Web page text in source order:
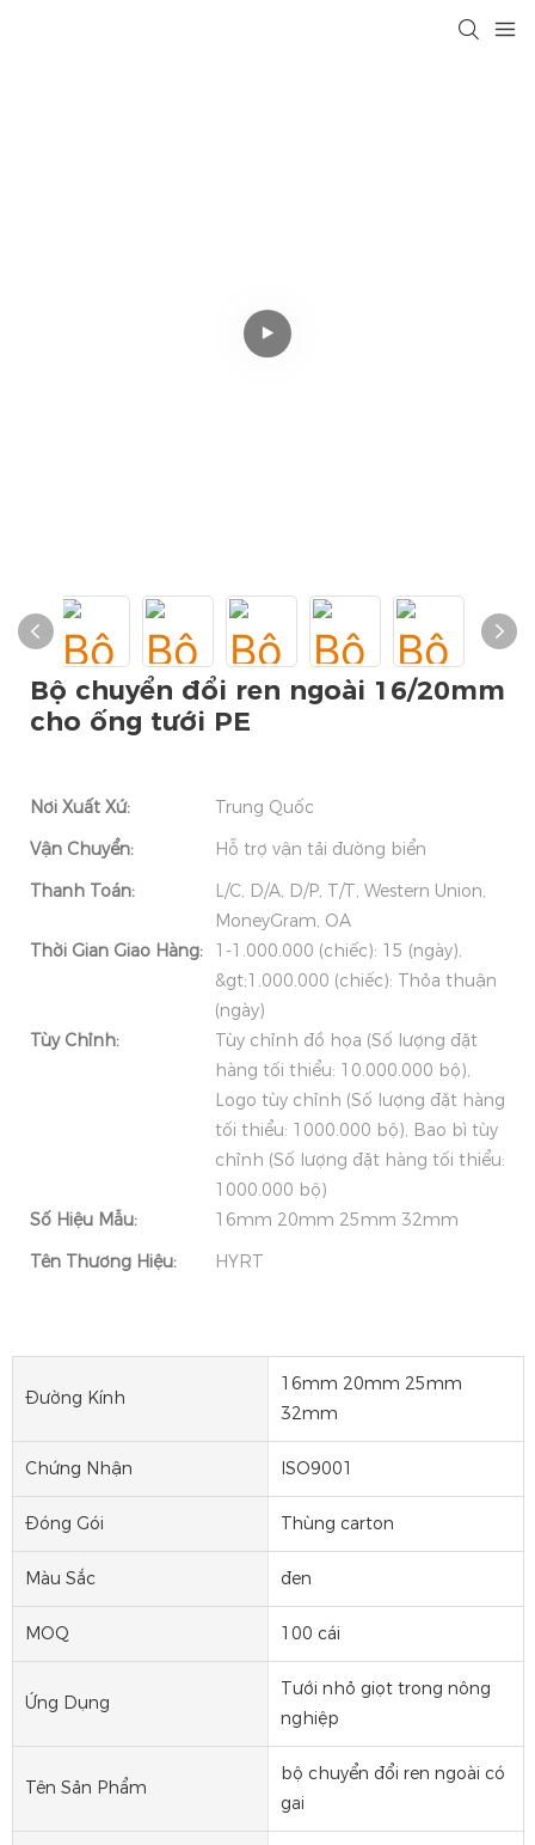
Bộ chuyển đổi ren ngoài 16/20mm
cho ống tưới PE
Nơi Xuất Xứ:
Trung Quốc
Vận Chuyển:
Hỗ trợ vận tải đường biển
Thanh Toán:
L/C, D/A, D/P, T/T, Western Union,
MoneyGram, OA
Thời Gian Giao Hàng:
1-1.000.000 (chiếc): 15 (ngày),
&gt;1.000.000 (chiếc): Thỏa thuận
(ngày)
Tùy Chỉnh:
Tùy chỉnh đồ họa (Số lượng đặt
hàng tối thiểu: 10.000.000 bộ),
Logo tùy chỉnh (Số lượng đặt hàng
tối thiểu: 1000.000 bộ), Bao bì tùy
chỉnh (Số lượng đặt hàng tối thiểu:
1000.000 bộ)
Số Hiệu Mẫu:
16mm 20mm 25mm 32mm
Tên Thương Hiệu:
HYRT
Đường Kính
16mm 20mm 25mm
32mm
Chứng Nhận ISO9001
Đóng Gói Thùng carton
Màu Sắc đen
MOQ 100 cái
Ứng Dụng
Tưới nhỏ giọt trong nông
nghiệp
Tên Sản Phẩm
bộ chuyển đổi ren ngoài có
gai